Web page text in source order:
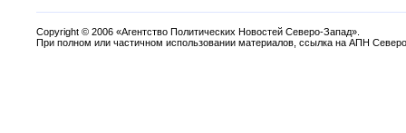
Copyright © 2006 «Агентство Политических Новостей Северо-Запад».
При полном или частичном использовании материалов, ссылка на АПН